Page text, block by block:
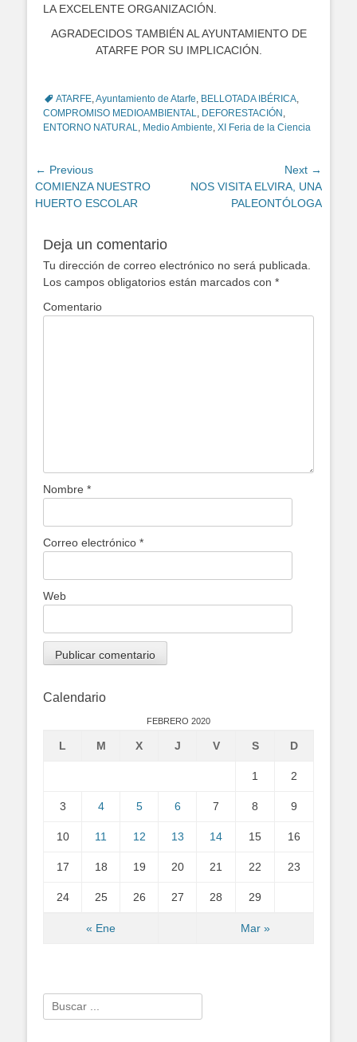
LA EXCELENTE ORGANIZACIÓN.
AGRADECIDOS TAMBIÉN AL AYUNTAMIENTO DE
ATARFE POR SU IMPLICACIÓN.
TagsATARFE,Ayuntamiento de Atarfe, BELLOTADA IBÉRICA,
COMPROMISO MEDIOAMBIENTAL, DEFORESTACIÓN ,
ENTORNO NATURAL, Medio Ambiente, XI Feria de la Ciencia
Navegación
de
entradas
← Previous
Previous
post:
COMIENZA NUESTRO
HUERTO ESCOLAR
Next →
Next
NOS VISITA ELVIRA, UNA
PALEONTÓLOGA
Deja un comentario
Tu dirección de correo electrónico no será publicada.
Los campos obligatorios están marcados con *
Comentario
Nombre *
Correo electrónico *
Web
Calendario
FEBRERO 2020
L M X J V S D
« Ene Mar »
1 2
3 4 5 6 7 8 9
10 11 12 13 14 15 16
17 18 19 20 21 22 23
24 25 26 27 28 29
Search
for: